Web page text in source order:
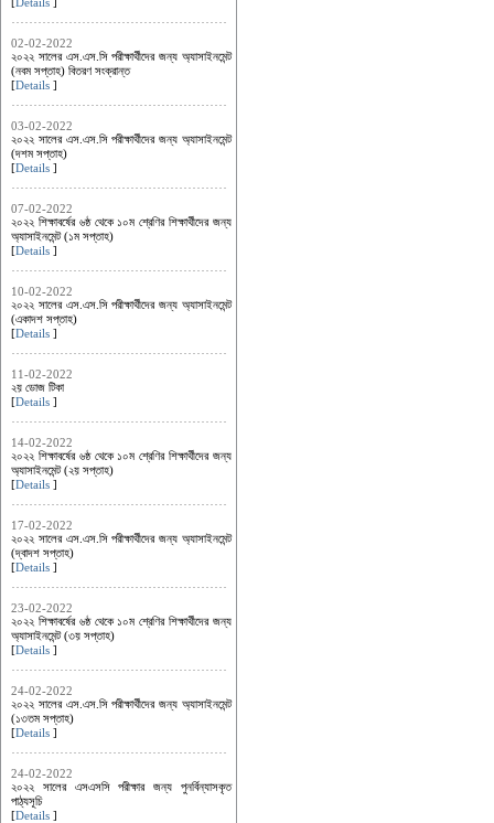
02-02-2022
২০২২ সালের এস.এস.সি পরীক্ষার্থীদের জন্য অ্যাসাইনমেন্ট
(নবম সপ্তাহ) বিতরণ সংক্রান্ত
[Details ]
03-02-2022
২০২২ সালের এস.এস.সি পরীক্ষার্থীদের জন্য অ্যাসাইনমেন্ট
(দশম সপ্তাহ)
[Details ]
07-02-2022
২০২২ শিক্ষাবর্ষের ৬ষ্ঠ থেকে ১০ম শ্রেণির শিক্ষার্থীদের জন্য
অ্যাসাইনমেন্ট (১ম সপ্তাহ)
[Details ]
10-02-2022
২০২২ সালের এস.এস.সি পরীক্ষার্থীদের জন্য অ্যাসাইনমেন্ট
(একাদশ সপ্তাহ)
[Details ]
11-02-2022
২য় ডোজ টিকা
[Details ]
14-02-2022
২০২২ শিক্ষাবর্ষের ৬ষ্ঠ থেকে ১০ম শ্রেণির শিক্ষার্থীদের জন্য
অ্যাসাইনমেন্ট (২য় সপ্তাহ)
[Details ]
17-02-2022
২০২২ সালের এস.এস.সি পরীক্ষার্থীদের জন্য অ্যাসাইনমেন্ট
(দ্বাদশ সপ্তাহ)
[Details ]
23-02-2022
২০২২ শিক্ষাবর্ষের ৬ষ্ঠ থেকে ১০ম শ্রেণির শিক্ষার্থীদের জন্য
অ্যাসাইনমেন্ট (৩য় সপ্তাহ)
[Details ]
24-02-2022
২০২২ সালের এস.এস.সি পরীক্ষার্থীদের জন্য অ্যাসাইনমেন্ট
(১৩তম সপ্তাহ)
[Details ]
24-02-2022
২০২২ সালের এসএসসি পরীক্ষার জন্য পুনর্বিন্যাসকৃত
পাঠ্যসূচি
[Details ]